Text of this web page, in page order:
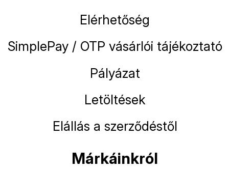
Elérhetőség
SimplePay / OTP vásárlói tájékoztató
Pályázat
Letöltések
Elállás a szerződéstől
Márkáinkról